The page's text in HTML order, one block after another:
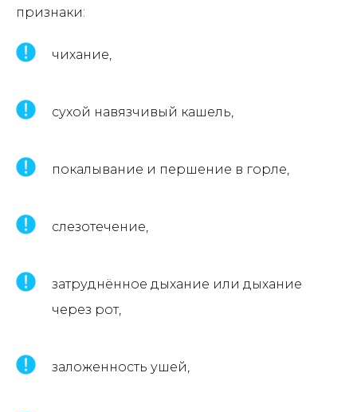
признаки:
чихание,
сухой навязчивый кашель,
покалывание и першение в горле,
слезотечение,
затруднённое дыхание или дыхание
через рот,
заложенность ушей,